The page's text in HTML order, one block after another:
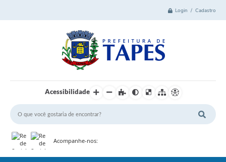
Login / Cadastro
Acessibilidade
Acompanhe-nos: